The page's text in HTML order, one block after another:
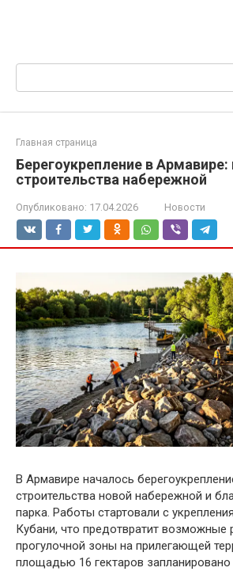
Поиск:
Главная страница
Берегоукрепление в
строительства набережной
Опубликовано: 17.04.2026 Новости
В Армавире началось
строительства новой набережной и
парка. Работы стартовали с
Кубани, что предотвратит возможные
прогулочной зоны на прилегающей
площадью 16 гектаров